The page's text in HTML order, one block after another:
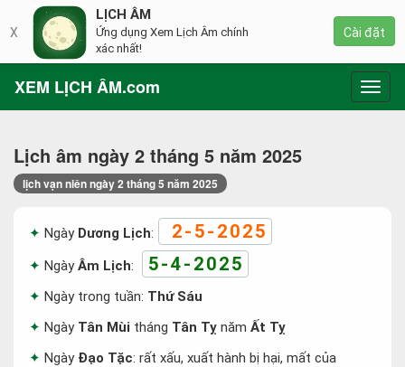
XEM LỊCH ÂM.com
Lịch âm ngày 2 tháng 5 năm 2025
lịch vạn niên ngày 2 tháng 5 năm 2025
Ngày Dương Lịch: 2-5-2025
NgàyÂm Lịch: 5-4-2025
Ngày trong tuần: Thứ Sáu
Ngày Tân Mùi tháng Tân Tỵ năm Ất Tỵ
Ngày Đạo Tặc: rất xấu, xuất hành bị hại, mất của
X
LỊCH ÂM
Ứng dụng Xem Lịch Âm chính
xác nhất!
Cài đặt